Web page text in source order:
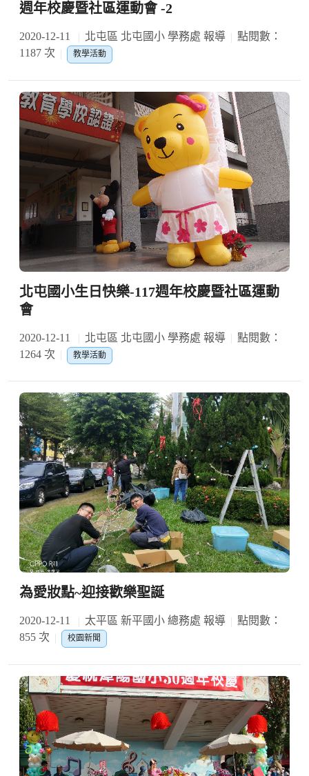
週年校慶暨社區運動會 -2
2020-12-11 北屯區 北屯國小 學務處 報導
點閱數：
1187 次
教學活動
北屯國小生日快樂-117週年校慶暨社區運動
會
2020-12-11 北屯區 北屯國小 學務處 報導
點閱數：
1264 次
教學活動
為愛妝點~迎接歡樂聖誕
2020-12-11 太平區 新平國小 總務處 報導
點閱數：
855 次
校園新聞